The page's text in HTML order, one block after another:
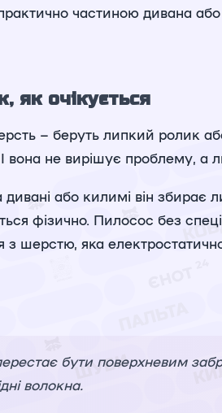
частиною дивана
як очікується
– беруть липкий ролик
не вирішує проблему, а
або килимі він
фізично. Пилосос без
з шерстю, яка
бути поверхневим
волокна.